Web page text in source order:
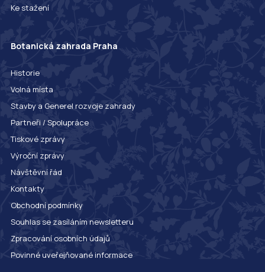
Ke stažení
Botanická zahrada Praha
Historie
Volná místa
Stavby a Generel rozvoje zahrady
Partneři / Spolupráce
Tiskové zprávy
Výroční zprávy
Návštěvní řád
Kontakty
Obchodní podmínky
Souhlas se zasíláním newsletteru
Zpracování osobních údajů
Povinné uveřejňované informace